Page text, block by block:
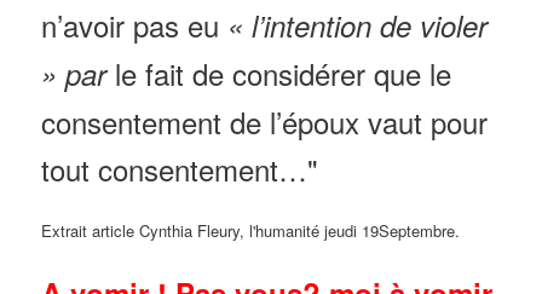
n’avoir pas eu « l’intention de violer
» parle fait de considérer que le
consentement de l’époux vaut pour
tout consentement…"
Extrait article Cynthia Fleury, l'humanité jeudi 19Septembre.